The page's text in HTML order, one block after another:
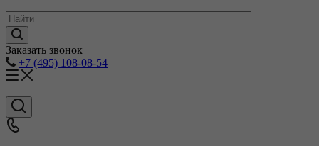
Заказать звонок
+7 (495) 108-08-54